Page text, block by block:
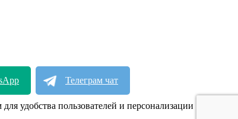
Телеграм чат
удобства пользователей и персонализации